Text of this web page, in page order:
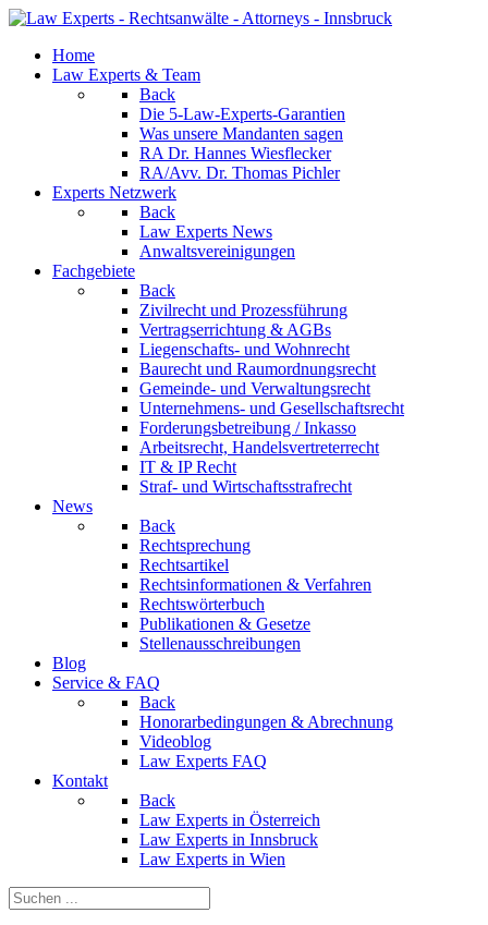
Home
Law Experts & Team
Back
Die 5-Law-Experts-Garantien
Was unsere Mandanten sagen
RA Dr. Hannes Wiesflecker
RA/Avv. Dr. Thomas Pichler
Experts Netzwerk
Back
Law Experts News
Anwaltsvereinigungen
Fachgebiete
Back
Zivilrecht und Prozessführung
Vertragserrichtung & AGBs
Liegenschafts- und Wohnrecht
Baurecht und Raumordnungsrecht
Gemeinde- und Verwaltungsrecht
Unternehmens- und Gesellschaftsrecht
Forderungsbetreibung / Inkasso
Arbeitsrecht, Handelsvertreterrecht
IT & IP Recht
Straf- und Wirtschaftsstrafrecht
News
Back
Rechtsprechung
Rechtsartikel
Rechtsinformationen & Verfahren
Rechtswörterbuch
Publikationen & Gesetze
Stellenausschreibungen
Blog
Service & FAQ
Back
Honorarbedingungen & Abrechnung
Videoblog
Law Experts FAQ
Kontakt
Back
Law Experts in Österreich
Law Experts in Innsbruck
Law Experts in Wien